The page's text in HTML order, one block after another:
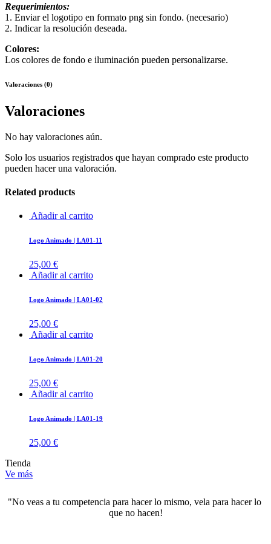
Requerimientos:
1. Enviar el logotipo en formato png sin fondo. (necesario)
2. Indicar la resolución deseada.
Colores:
Los colores de fondo e iluminación pueden personalizarse.
Valoraciones (0)
Valoraciones
No hay valoraciones aún.
Solo los usuarios registrados que hayan comprado este producto
pueden hacer una valoración.
Related products
Añadir al carrito
Logo Animado | LA01-11
25,00 €
Añadir al carrito
Logo Animado | LA01-02
25,00 €
Añadir al carrito
Logo Animado | LA01-20
25,00 €
Añadir al carrito
Logo Animado | LA01-19
25,00 €
Tienda
Ve más
"No veas a tu competencia para hacer lo mismo, vela para hacer lo
que no hacen!